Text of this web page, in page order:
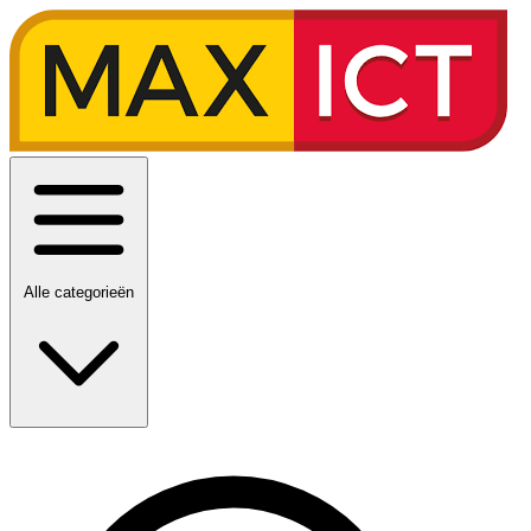
Alle categorieën